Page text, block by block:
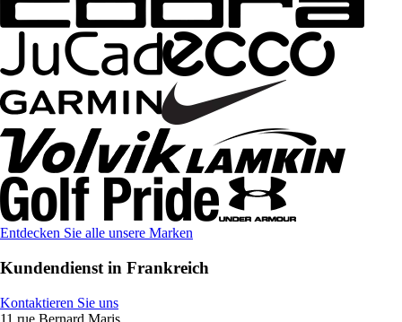
Entdecken Sie alle unsere Marken
Kundendienst in Frankreich
Kontaktieren Sie uns
11 rue Bernard Maris